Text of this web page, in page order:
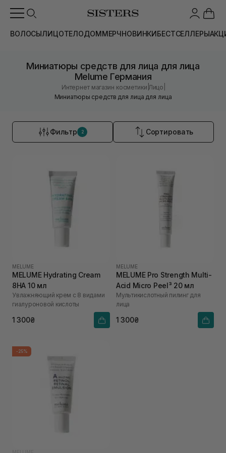
ВОЛОСЫЛИЦОТЕЛОДОММЕРЧНОВИНКИБЕСТСЕЛЛЕРЫ
Миниатюры средств для лица для лица
Melume Германия
Интернет магазин косметики Лицо
Миниатюры средств для лица для лица
Фильтр 2 Сортировать
MELUME
MELUME Hydrating Cream
8HA 10 мл
Увлажняющий крем с 8 видами
гиалуроновой кислоты
1 300₴
MELUME
MELUME Pro Strength Multi-
Acid Micro Peel³ 20 мл
Мультикислотный пилинг для
лица
1 300₴
-25%